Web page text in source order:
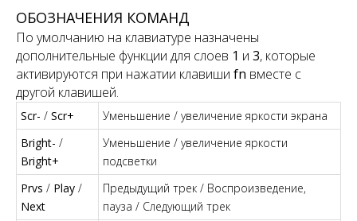
ОБОЗНАЧЕНИЯ КОМАНД
По умолчанию на клавиатуре назначены
дополнительные функции для слоев 1 и 3, которые
активируются при нажатии клавиши fn вместе с
другой клавишей.
Scr- / Scr+
Уменьшение / увеличение яркости экрана
Bright- /
Bright+
Уменьшение / увеличение яркости
подсветки
Prvs / Play /
Next
Предыдущий трек / Воспроизведение,
пауза / Следующий трек